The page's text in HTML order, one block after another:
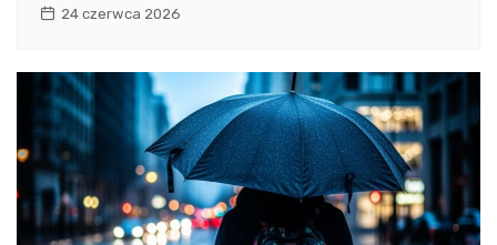
24 czerwca 2026